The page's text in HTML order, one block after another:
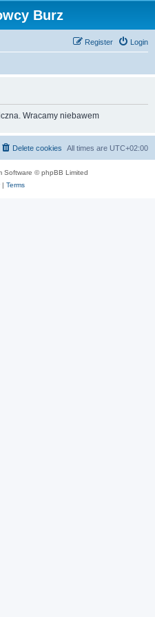
Burz
Login
Register
Wracamy niebawem
All times are UTC+02:00
Delete cookies
Software © phpBB Limited
| Terms